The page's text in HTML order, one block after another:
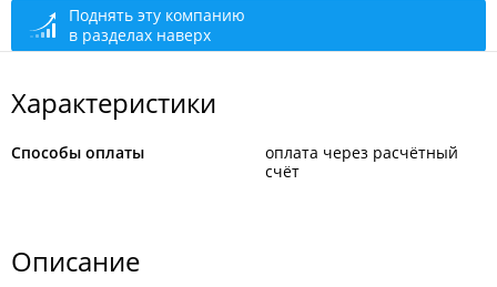
+7 999 057-13-13
сегодня закрыто
Поднять эту компанию
в разделах наверх
Характеристики
Способы оплаты
оплата через расчётный
счёт
Описание